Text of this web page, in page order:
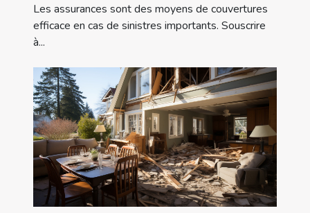
Les assurances sont des moyens de couvertures
efficace en cas de sinistres importants. Souscrire
à...